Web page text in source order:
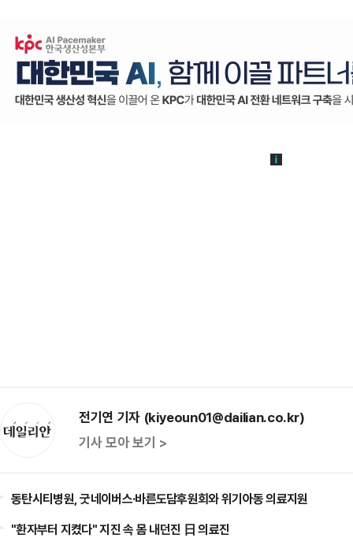
전기연 기자 (kiyeoun01@dailian.co.kr)
기사 모아 보기 >
동탄시티병원, 굿네이버스·바른도담후원회와 위기아동 의료지원
"환자부터 지켰다" 지진 속 몸 내던진 日 의료진